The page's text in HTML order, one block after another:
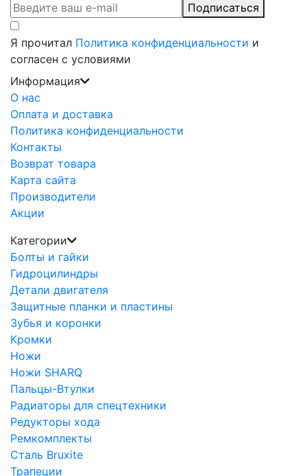
Подписаться
Я прочитал Политика конфиденциальности и
согласен с условиями
Информация
О нас
Оплата и доставка
Политика конфиденциальности
Контакты
Возврат товара
Карта сайта
Производители
Акции
Категории
Болты и гайки
Гидроцилиндры
Детали двигателя
Защитные планки и пластины
Зубья и коронки
Кромки
Ножи
Ножи SHARQ
Пальцы-Втулки
Радиаторы для спецтехники
Редукторы хода
Ремкомплекты
Сталь Bruxite
Трапеции